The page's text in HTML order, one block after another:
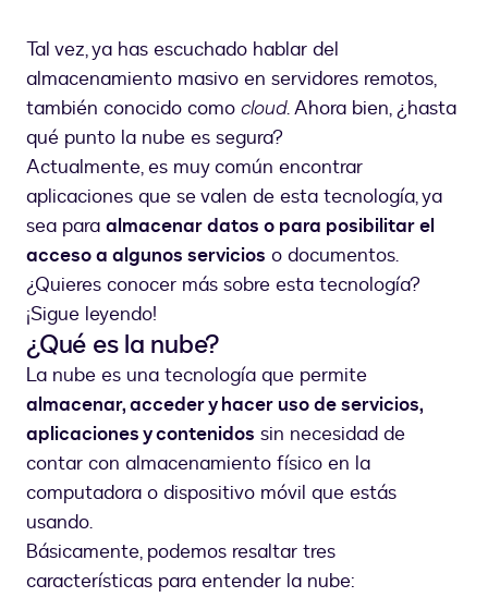
la
pantalla
de
su
computadora,
llena
de
códigos
binarios
Tal vez, ya has escuchado hablar del
almacenamiento masivo en servidores remotos,
también conocido como cloud. Ahora bien, ¿hasta
qué punto la nube es segura?
Actualmente, es muy común encontrar
aplicaciones que se valen de esta tecnología, ya
sea para almacenar datos o para posibilitar el
acceso a algunos servicios o documentos.
¿Quieres conocer más sobre esta tecnología?
¡Sigue leyendo!
¿Qué es la nube?
La nube es una tecnología que permite
almacenar, acceder y hacer uso de servicios,
aplicaciones y contenidos sin necesidad de
contar con almacenamiento físico en la
computadora o dispositivo móvil que estás
usando.
Básicamente, podemos resaltar tres
características para entender la nube: